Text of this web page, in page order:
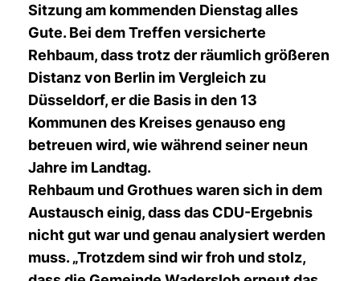
Sitzung am kommenden Dienstag alles
Gute. Bei dem Treffen versicherte
Rehbaum, dass trotz der räumlich größeren
Distanz von Berlin im Vergleich zu
Düsseldorf, er die Basis in den 13
Kommunen des Kreises genauso eng
betreuen wird, wie während seiner neun
Jahre im Landtag.
Rehbaum und Grothues waren sich in dem
Austausch einig, dass das CDU-Ergebnis
nicht gut war und genau analysiert werden
muss. „Trotzdem sind wir froh und stolz,